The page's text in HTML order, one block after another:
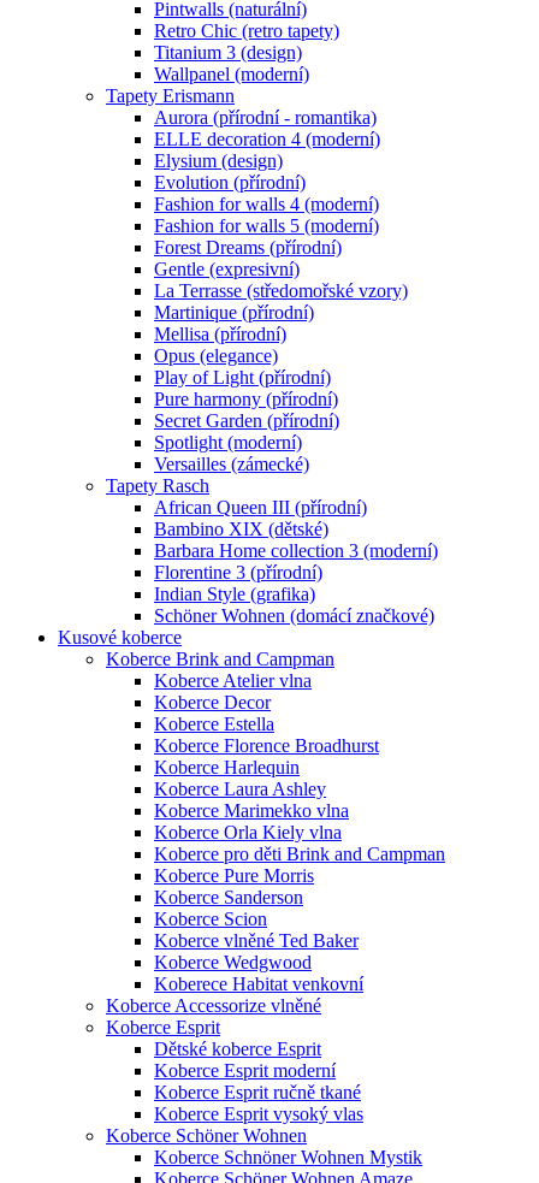
Pintwalls (naturální)
Retro Chic (retro tapety)
Titanium 3 (design)
Wallpanel (moderní)
Tapety Erismann
Aurora (přírodní - romantika)
ELLE decoration 4 (moderní)
Elysium (design)
Evolution (přírodní)
Fashion for walls 4 (moderní)
Fashion for walls 5 (moderní)
Forest Dreams (přírodní)
Gentle (expresivní)
La Terrasse (středomořské vzory)
Martinique (přírodní)
Mellisa (přírodní)
Opus (elegance)
Play of Light (přírodní)
Pure harmony (přírodní)
Secret Garden (přírodní)
Spotlight (moderní)
Versailles (zámecké)
Tapety Rasch
African Queen III (přírodní)
Bambino XIX (dětské)
Barbara Home collection 3 (moderní)
Florentine 3 (přírodní)
Indian Style (grafika)
Schöner Wohnen (domácí značkové)
Kusové koberce
Koberce Brink and Campman
Koberce Atelier vlna
Koberce Decor
Koberce Estella
Koberce Florence Broadhurst
Koberce Harlequin
Koberce Laura Ashley
Koberce Marimekko vlna
Koberce Orla Kiely vlna
Koberce pro děti Brink and Campman
Koberce Pure Morris
Koberce Sanderson
Koberce Scion
Koberce vlněné Ted Baker
Koberce Wedgwood
Koberece Habitat venkovní
Koberce Accessorize vlněné
Koberce Esprit
Dětské koberce Esprit
Koberce Esprit moderní
Koberce Esprit ručně tkané
Koberce Esprit vysoký vlas
Koberce Schöner Wohnen
Koberce Schnöner Wohnen Mystik
Koberce Schöner Wohnen Amaze